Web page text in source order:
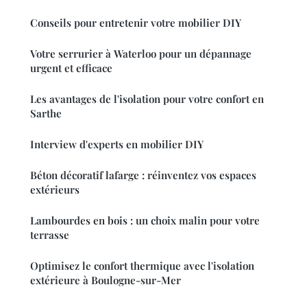
Conseils pour entretenir votre mobilier DIY
Votre serrurier à Waterloo pour un dépannage
urgent et efficace
Les avantages de l'isolation pour votre confort en
Sarthe
Interview d'experts en mobilier DIY
Béton décoratif lafarge : réinventez vos espaces
extérieurs
Lambourdes en bois : un choix malin pour votre
terrasse
Optimisez le confort thermique avec l'isolation
extérieure à Boulogne-sur-Mer